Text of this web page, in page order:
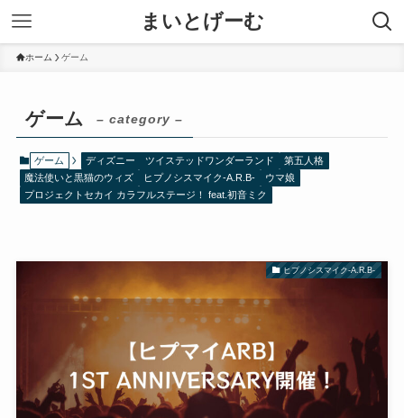
まいとげーむ
ホーム ゲーム
ゲーム – category –
ゲーム ディズニー ツイステッドワンダーランド
第五人格
魔法使いと黒猫のウィズ
ヒプノシスマイク-A.R.B-
ウマ娘
プロジェクトセカイ カラフルステージ！ feat.初音ミク
ヒプノシスマイク-A.R.B-